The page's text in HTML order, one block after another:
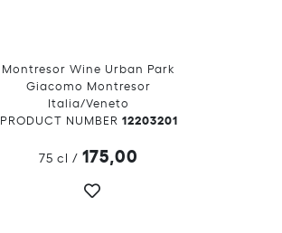
Montresor Wine Urban Park
Giacomo Montresor
Italia/Veneto
PRODUCT NUMBER 12203201
75 cl / 175,00